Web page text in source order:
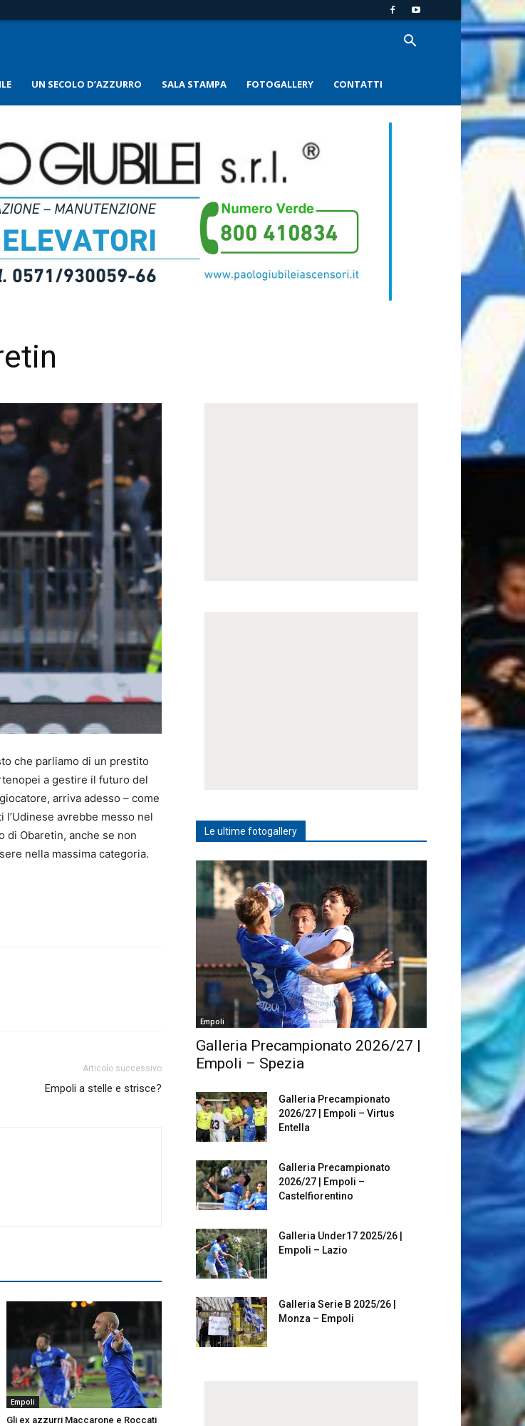
UN SECOLO D’AZZURRO SALA STAMPA FOTOGALLERY CONTATTI
che parliamo di un prestito
a gestire il futuro del
arriva adesso – come
avrebbe messo nel
di Obaretin, anche se non
nella massima categoria.
Articolo successivo
Empoli a stelle e strisce?
Empoli
Gli ex azzurri Maccarone e Roccati
Le ultime fotogallery
Empoli
Galleria Precampionato 2026/27 |
Empoli – Spezia
Galleria Precampionato
2026/27 | Empoli – Virtus
Entella
Galleria Precampionato
2026/27 | Empoli –
Castelfiorentino
Galleria Under17 2025/26 |
Empoli – Lazio
Galleria Serie B 2025/26 |
Monza – Empoli